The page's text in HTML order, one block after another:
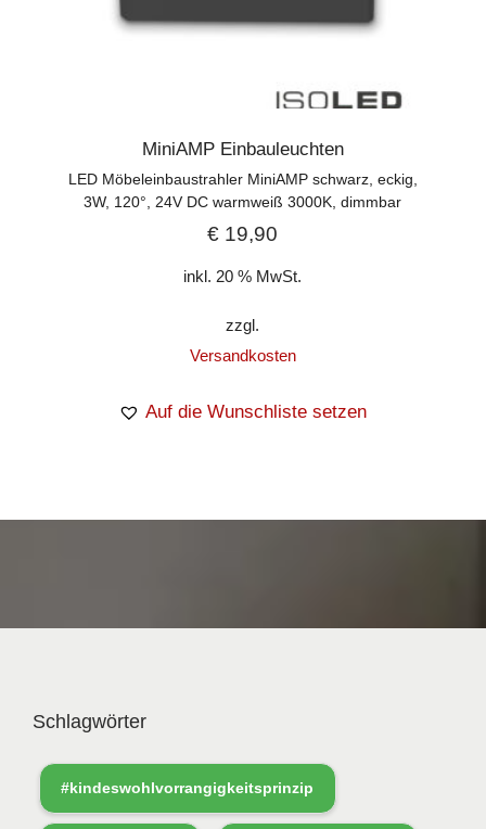
MiniAMP Einbauleuchten
LED Möbeleinbaustrahler MiniAMP schwarz, eckig,
3W, 120°, 24V DC warmweiß 3000K, dimmbar
€ 19,90
inkl. 20 % MwSt.
zzgl.
Versandkosten
Auf die Wunschliste setzen
Schlagwörter
#kindeswohlvorrangigkeitsprinzip